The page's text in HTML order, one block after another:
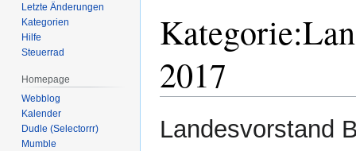
Kategorie:
2017
Zur
Navigation
Zur
Suche
Landesvorstand
Letzte Änderungen
Kategorien
Hilfe
Steuerrad
Homepage
Webblog
Kalender
Dudle (Selectorrr)
Mumble